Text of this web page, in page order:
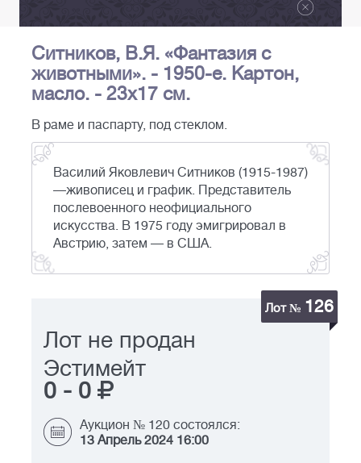
Ситников, В.Я. «Фантазия с
животными». - 1950-е. Картон,
масло. - 23х17 см.
В раме и паспарту, под стеклом.
Василий Яковлевич Ситников (1915-1987)
—живописец и график. Представитель
послевоенного неофициального
искусства. В 1975 году эмигрировал в
Австрию, затем — в США.
Лот № 126
Лот не продан
Эстимейт
0 - 0
Аукцион № 120 состоялся:
13 Апрель 2024 16:00